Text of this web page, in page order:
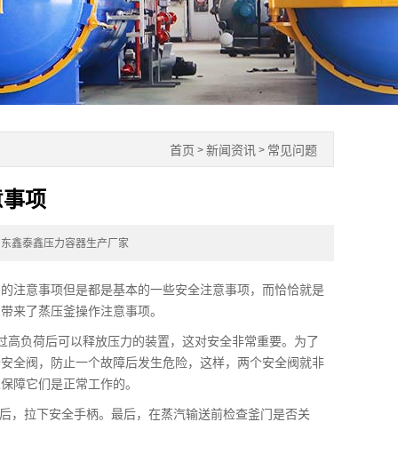
首页 >新闻资讯 > 常见问题
项
鑫泰鑫压力容器生产厂家
意事项但是都是基本的一些安全注意事项，而恰恰就是
来了蒸压釜操作注意事项。
负荷后可以释放压力的装置，这对安全非常重要。为了
全阀，防止一个故障后发生危险，这样，两个安全阀就非
障它们是正常工作的。
拉下安全手柄。最后，在蒸汽输送前检查釜门是否关